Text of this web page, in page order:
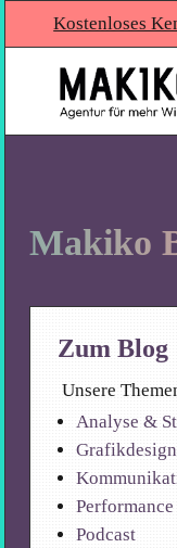
Kostenloses
Makiko
Zum Blog
Unsere
Analyse &
Grafikdesign
Podcast